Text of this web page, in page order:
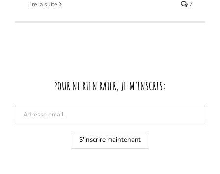
Lire la suite 7
POUR NE RIEN RATER, JE M'INSCRIS: